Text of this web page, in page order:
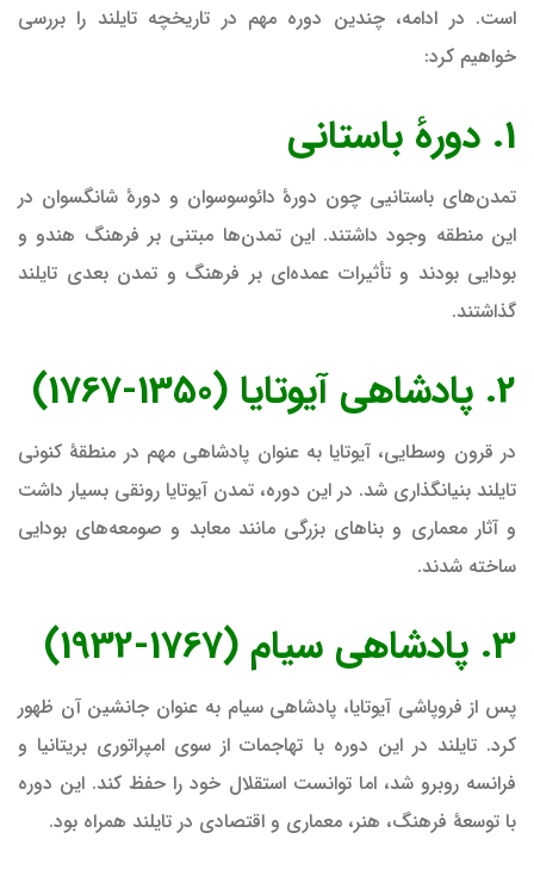
است. در ادامه، چندین دوره مهم در تاریخچه تایلند را بررسی
خواهیم کرد:
1. دورهٔ باستانی
تمدن‌های باستانیی چون دورهٔ دائوسوسوان و دورهٔ شانگسوان در
این منطقه وجود داشتند. این تمدن‌ها مبتنی بر فرهنگ هندو و
بودایی بودند و تأثیرات عمده‌ای بر فرهنگ و تمدن بعدی تایلند
گذاشتند.
2. پادشاهی آیوتایا (1350-1767)
در قرون وسطایی، آیوتایا به عنوان پادشاهی مهم در منطقهٔ کنونی
تایلند بنیانگذاری شد. در این دوره، تمدن آیوتایا رونقی بسیار داشت
و آثار معماری و بناهای بزرگی مانند معابد و صومعه‌های بودایی
ساخته شدند.
3. پادشاهی سیام (1767-1932)
پس از فروپاشی آیوتایا، پادشاهی سیام به عنوان جانشین آن ظهور
کرد. تایلند در این دوره با تهاجمات از سوی امپراتوری بریتانیا و
فرانسه روبرو شد، اما توانست استقلال خود را حفظ کند. این دوره
با توسعهٔ فرهنگ، هنر، معماری و اقتصادی در تایلند همراه بود.